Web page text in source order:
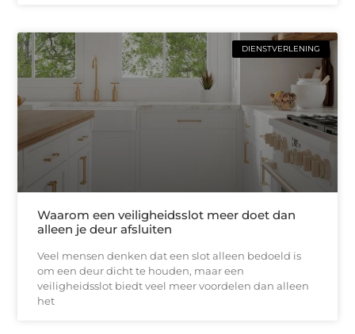
DIENSTVERLENING
Waarom een veiligheidsslot meer doet dan
alleen je deur afsluiten
Veel mensen denken dat een slot alleen bedoeld is
om een deur dicht te houden, maar een
veiligheidsslot biedt veel meer voordelen dan alleen
het